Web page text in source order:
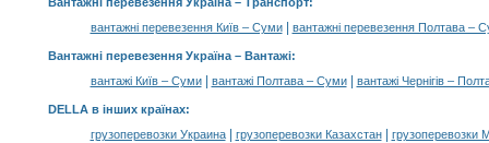
вантажні перевезення Київ – Суми| вантажні перевезення Полтава –
Вантажні перевезення Україна – Вантажі:
вантажі Київ – Суми| вантажі Полтава – Суми| вантажі Чернігів –
DELLA в інших країнах:
грузоперевозки Украина| грузоперевозки Казахстан|
грузоперевозки